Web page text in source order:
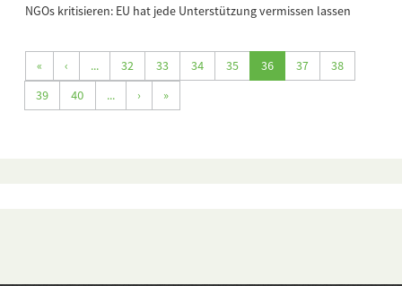
NGOs kritisieren: EU hat jede Unterstützung vermissen lassen
« ‹ ... 32 33 34 35 36 37
38
39
40 ... › »